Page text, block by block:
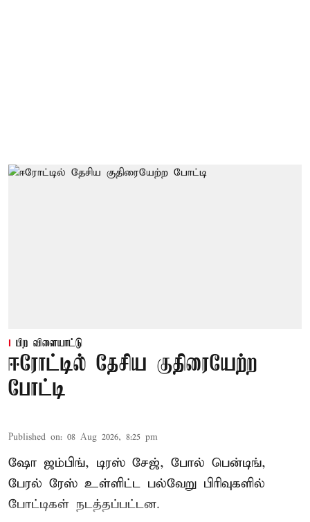
பிற விளையாட்டு
ஈரோட்டில் தேசிய குதிரையேற்ற
போட்டி
Published on: 08 Aug 2026, 8:25 pm
ஷோ ஜம்பிங், டிரஸ் சேஜ், போல் பென்டிங்,
பேரல் ரேஸ் உள்ளிட்ட பல்வேறு பிரிவுகளில்
போட்டிகள் நடத்தப்பட்டன.